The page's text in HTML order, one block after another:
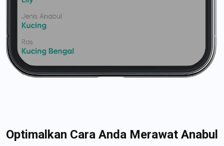
Optimalkan Cara Anda Merawat Anabul